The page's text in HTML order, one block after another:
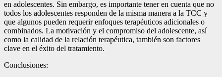
en adolescentes. Sin embargo, es importante tener en cuenta que no
todos los adolescentes responden de la misma manera a la TCC y
que algunos pueden requerir enfoques terapéuticos adicionales o
combinados. La motivación y el compromiso del adolescente, así
como la calidad de la relación terapéutica, también son factores
clave en el éxito del tratamiento.
Conclusiones: